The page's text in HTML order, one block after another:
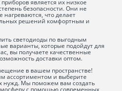
является их низкое
безопасности. Они не
что делает
решений комфортным и
светодиоды по выгодным
варианты, которые подойдут для
вы получаете качественные
доставки оптом.
в вашем пространстве!
ассортиментом и выберите
Мы поможем вам создать
с помощью современных